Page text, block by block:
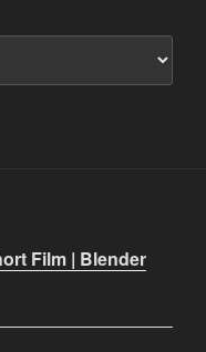
Film | Blender